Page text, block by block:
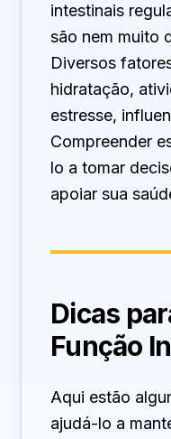
intestinais
são nem muito
Diversos
hidratação,
estresse,
Compreender
lo a tomar
apoiar sua
Dicas
Função
Aqui estão
ajudá-lo a